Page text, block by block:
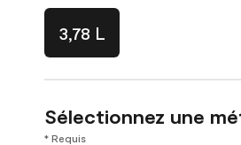
3,78 L
Sélectionnez une
* Requis